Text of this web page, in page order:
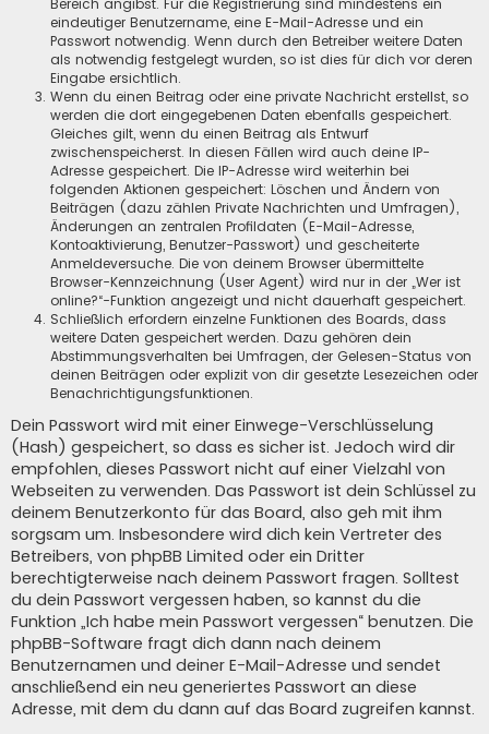
Bereich angibst. Für die Registrierung sind mindestens ein
eindeutiger Benutzername, eine E-Mail-Adresse und ein
Passwort notwendig. Wenn durch den Betreiber weitere Daten
als notwendig festgelegt wurden, so ist dies für dich vor deren
Eingabe ersichtlich.
Wenn du einen Beitrag oder eine private Nachricht erstellst, so
werden die dort eingegebenen Daten ebenfalls gespeichert.
Gleiches gilt, wenn du einen Beitrag als Entwurf
zwischenspeicherst. In diesen Fällen wird auch deine IP-
Adresse gespeichert. Die IP-Adresse wird weiterhin bei
folgenden Aktionen gespeichert: Löschen und Ändern von
Beiträgen (dazu zählen Private Nachrichten und Umfragen),
Änderungen an zentralen Profildaten (E-Mail-Adresse,
Kontoaktivierung, Benutzer-Passwort) und gescheiterte
Anmeldeversuche. Die von deinem Browser übermittelte
Browser-Kennzeichnung (User Agent) wird nur in der „Wer ist
online?“-Funktion angezeigt und nicht dauerhaft gespeichert.
Schließlich erfordern einzelne Funktionen des Boards, dass
weitere Daten gespeichert werden. Dazu gehören dein
Abstimmungsverhalten bei Umfragen, der Gelesen-Status von
deinen Beiträgen oder explizit von dir gesetzte Lesezeichen oder
Benachrichtigungsfunktionen.
Dein Passwort wird mit einer Einwege-Verschlüsselung
(Hash) gespeichert, so dass es sicher ist. Jedoch wird dir
empfohlen, dieses Passwort nicht auf einer Vielzahl von
Webseiten zu verwenden. Das Passwort ist dein Schlüssel zu
deinem Benutzerkonto für das Board, also geh mit ihm
sorgsam um. Insbesondere wird dich kein Vertreter des
Betreibers, von phpBB Limited oder ein Dritter
berechtigterweise nach deinem Passwort fragen. Solltest
du dein Passwort vergessen haben, so kannst du die
Funktion „Ich habe mein Passwort vergessen“ benutzen. Die
phpBB-Software fragt dich dann nach deinem
Benutzernamen und deiner E-Mail-Adresse und sendet
anschließend ein neu generiertes Passwort an diese
Adresse, mit dem du dann auf das Board zugreifen kannst.